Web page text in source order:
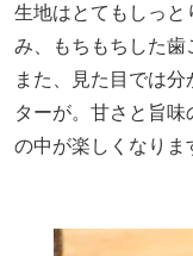
生地はとてもしっ
み、もちもちした歯
また、見た目では
ターが。甘さと旨
の中が楽しくなりま